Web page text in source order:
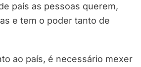
país as pessoas querem,
e tem o poder tanto de
ao país, é necessário mexer